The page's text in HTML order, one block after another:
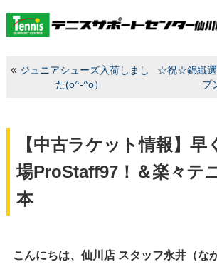
« ジュニアシューズ入荷しまし
た(o^-^o）
☆祝☆錦織選
プ
【中古ラケット情報】早
場ProStaff97！＆楽々テ
本
こんにちは、仙川店 スタッフ永井（な